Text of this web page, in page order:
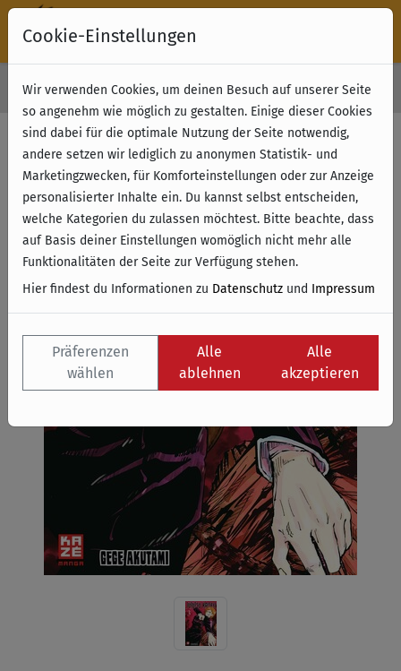
Kostenloser Versand & Retoure ab 49 € (innerhalb Deutschlands)
Cookie-Einstellungen
Wir verwenden Cookies, um deinen Besuch auf unserer Seite
so angenehm wie möglich zu gestalten. Einige dieser Cookies
sind dabei für die optimale Nutzung der Seite notwendig,
andere setzen wir lediglich zu anonymen Statistik- und
Marketingzwecken, für Komforteinstellungen oder zur Anzeige
personalisierter Inhalte ein. Du kannst selbst entscheiden,
welche Kategorien du zulassen möchtest. Bitte beachte, dass
auf Basis deiner Einstellungen womöglich nicht mehr alle
Funktionalitäten der Seite zur Verfügung stehen.
Hier findest du Informationen zu Datenschutz und Impressum
Präferenzen
wählen
Alle
ablehnen
Alle
akzeptieren